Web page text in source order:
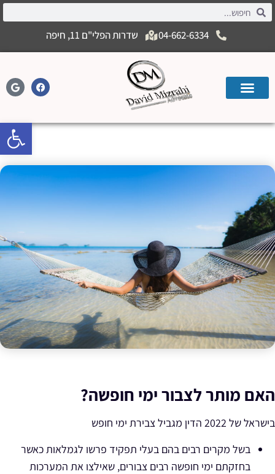
04-662-6334 שדרות הפלי"ם 11, חיפה
האם מותר לצבור ימי חופשה?
בישראל של 2022 הדין מגביל צבירת ימי חופש
בשל מקרים רבים בהם בעלי תפקיד פרשו לגמלאות כאשר
בחזקתם ימי חופשה רבים צבורים, שאילצו את המערכות